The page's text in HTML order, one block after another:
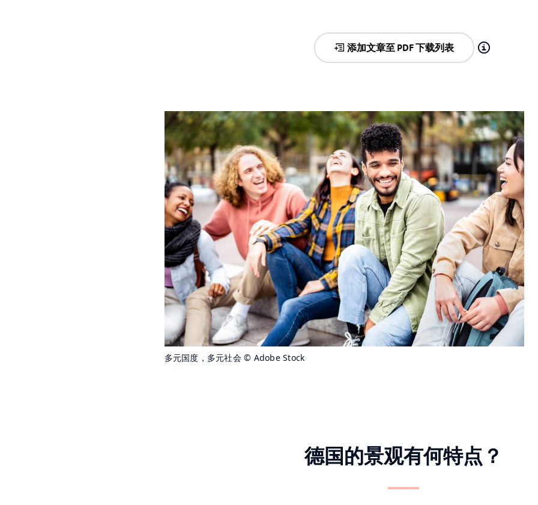
添加文章至 PDF 下载列表
多元国度，多元社会© Adobe Stock
德国的景观有何特点？